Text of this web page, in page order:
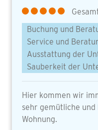
Buchung und
Service und
Ausstattung der
Sauberkeit der
Hier kommen wir
sehr gemütliche
Wohnung.